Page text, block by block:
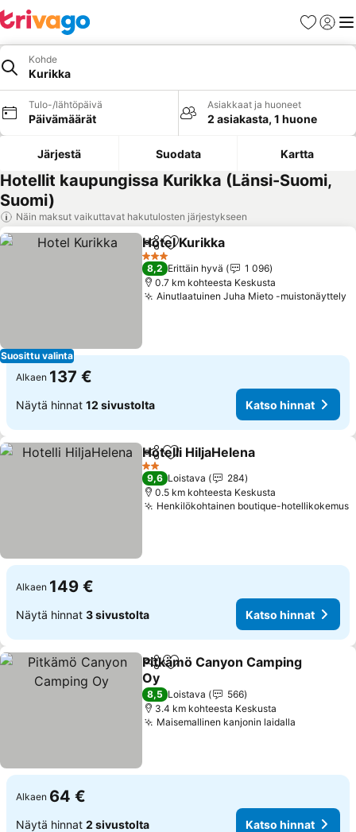
Suosikit
Kohde
Kurikka
Tulo-/lähtöpäivä
Päivämäärät
Asiakkaat ja huoneet
2 asiakasta, 1 huone
Järjestä Suodata Kartta
Hotellit kaupungissa Kurikka (Länsi-Suomi,
Suomi)
Näin maksut vaikuttavat hakutulosten järjestykseen
Suosittu valinta
Jaa Lisää suosikkeihin
Hotel Kurikka
3 Tähtiluokitus
8,2 Erittäin hyvä
1 096
0.7 km kohteesta Keskusta
Ainutlaatuinen Juha Mieto -muistonäyttely
Alkaen 137 €
Näytä hinnat 12 sivustolta Katso hinnat
Jaa Lisää suosikkeihin
Hotelli HiljaHelena
2 Tähtiluokitus
9,6 Loistava
284
0.5 km kohteesta Keskusta
Henkilökohtainen boutique-hotellikokemus
Alkaen 149 €
Näytä hinnat 3 sivustolta Katso hinnat
Jaa Lisää suosikkeihin
Pitkämö Canyon Camping
Oy
Katso hinnat
8,5 Loistava
566
3.4 km kohteesta Keskusta
Maisemallinen kanjonin laidalla
Alkaen 64 €
Näytä hinnat 2 sivustolta Katso hinnat